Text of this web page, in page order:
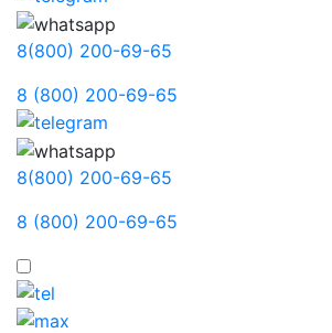
8(800) 200-69-65
8 (800) 200-69-65
8(800) 200-69-65
8 (800) 200-69-65